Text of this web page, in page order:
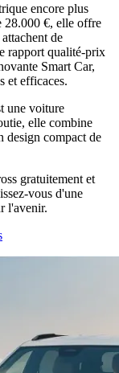
encore plus
28.000 €, elle offre
de
rapport qualité-prix
Smart Car,
et efficaces.
une voiture
elle combine
design compact de
gratuitement et
vous d'une
l'avenir.